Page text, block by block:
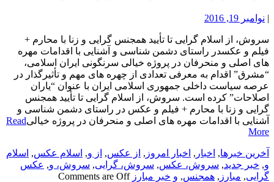
| نوامبر 19, 2016
سروش، از اسلام گرایی تا تأیید همجنس گرایی و زنا با محارم +
فیلم و عکسدر راستای دشمن شناسی و آشنایی با اقدامات مهره
های اصلی و منحرفان در پروژه خیالی سرنگونی ایران اسلامی،
“مشرق” اقدام به معرفی تعدادی از چهره های مهم و تأثیرگذار در
عرصه سیاست داخلی جمهوری اسلامی ایران با عنوان “یاران
اصلاحات” کرده است. سروش، از اسلام گرایی تا تأیید همجنس
گرایی و زنا با محارم + فیلم و عکس در راستای دشمن شناسی و
آشنایی با اقدامات مهره های اصلی و منحرفان در پروژه خیالیRead
More
آخرین خبرها, اخبار , اخبار امروز , از عکس, از و, اسلام عکس, اسلام
و, خبر جدید, سروش، عکس, سروش، گرایی, سروش، و, عکس
گرایی, مبارز , همجنس, و خبر مبارز Comments are Off